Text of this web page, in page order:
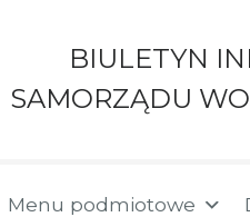
BIULETYN
SAMORZĄDU
Menu podmiotowe